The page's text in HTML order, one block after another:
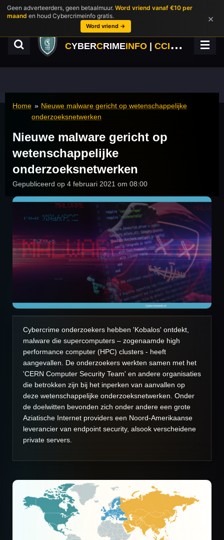
Geen adverteerders, geen betaalmuur. Word vriend vanaf €10 per
maand en houd Cybercrimeinfo gratis.
Word vriend →
×
Ga
direct
hoofdinhoud
CYBERCRIMEINFO CCINFO.NL
Home » Nieuwe malware gericht op wetenschappelijke
onderzoeksnetwerken
Nieuwe malware gericht op
wetenschappelijke
onderzoeksnetwerken
Gepubliceerd op 4 februari 2021 om 08:00
Cybercrime onderzoekers hebben 'Kobalos' ontdekt,
malware die supercomputers – zogenaamde high
performance computer (HPC) clusters - heeft
aangevallen. De onderzoekers werkten samen met het
'CERN Computer Security Team' en andere organisaties
die betrokken zijn bij het inperken van aanvallen op
deze wetenschappelijke onderzoeksnetwerken. Onder
de doelwitten bevonden zich onder andere een grote
Aziatische Internet providers een Noord-Amerikaanse
leverancier van endpoint security, alsook verscheidene
private servers.